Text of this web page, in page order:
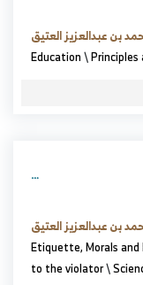
بن عبدالعزيز العتيق
Education\Principles
…
بن عبدالعزيز العتيق
Etiquette, Morals
to the violator\